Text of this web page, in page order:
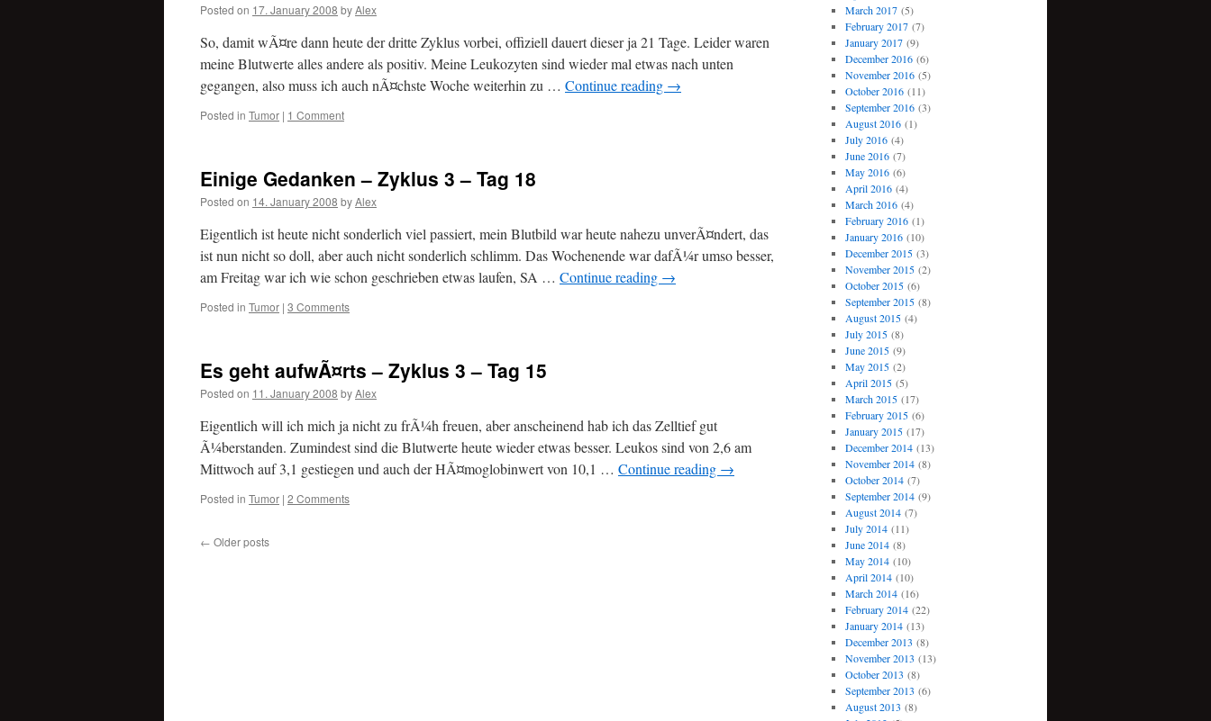
Posted on 17. January 2008 byAlex
So, damit wÃ¤re dann heute der dritte Zyklus vorbei, offiziell dauert dieser ja 21 Tage. Leider waren
meine Blutwerte alles andere als positiv. Meine Leukozyten sind wieder mal etwas nach unten
gegangen, also muss ich auch nÃ¤chste Woche weiterhin zu … Continue reading →
Posted in Tumor | 1 Comment
Einige Gedanken – Zyklus 3 – Tag 18
Posted on 14. January 2008 byAlex
Eigentlich ist heute nicht sonderlich viel passiert, mein Blutbild war heute nahezu unverÃ¤ndert, das
ist nun nicht so doll, aber auch nicht sonderlich schlimm. Das Wochenende war dafÃ¼r umso besser,
am Freitag war ich wie schon geschrieben etwas laufen, SA … Continue reading →
Posted in Tumor | 3 Comments
Es geht aufwÃ¤rts – Zyklus 3 – Tag 15
Posted on 11. January 2008 byAlex
Eigentlich will ich mich ja nicht zu frÃ¼h freuen, aber anscheinend hab ich das Zelltief gut
Ã¼berstanden. Zumindest sind die Blutwerte heute wieder etwas besser. Leukos sind von 2,6 am
Mittwoch auf 3,1 gestiegen und auch der HÃ¤moglobinwert von 10,1 … Continue reading →
Posted in Tumor | 2 Comments
← Older posts
March 2017(5)
February 2017(7)
January 2017(9)
December 2016(6)
November 2016(5)
October 2016(11)
September 2016(3)
August 2016(1)
July 2016(4)
June 2016(7)
May 2016(6)
April 2016(4)
March 2016(4)
February 2016(1)
January 2016(10)
December 2015(3)
November 2015(2)
October 2015(6)
September 2015(8)
August 2015(4)
July 2015(8)
June 2015(9)
May 2015(2)
April 2015(5)
March 2015(17)
February 2015(6)
January 2015(17)
December 2014(13)
November 2014(8)
October 2014(7)
September 2014(9)
August 2014(7)
July 2014(11)
June 2014(8)
May 2014(10)
April 2014(10)
March 2014(16)
February 2014(22)
January 2014(13)
December 2013 (8)
November 2013 (13)
October 2013 (8)
September 2013 (6)
August 2013 (8)